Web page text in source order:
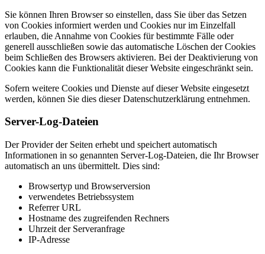
Sie können Ihren Browser so einstellen, dass Sie über das Setzen
von Cookies informiert werden und Cookies nur im Einzelfall
erlauben, die Annahme von Cookies für bestimmte Fälle oder
generell ausschließen sowie das automatische Löschen der Cookies
beim Schließen des Browsers aktivieren. Bei der Deaktivierung von
Cookies kann die Funktionalität dieser Website eingeschränkt sein.
Sofern weitere Cookies und Dienste auf dieser Website eingesetzt
werden, können Sie dies dieser Datenschutzerklärung entnehmen.
Server-Log-Dateien
Der Provider der Seiten erhebt und speichert automatisch
Informationen in so genannten Server-Log-Dateien, die Ihr Browser
automatisch an uns übermittelt. Dies sind:
Browsertyp und Browserversion
verwendetes Betriebssystem
Referrer URL
Hostname des zugreifenden Rechners
Uhrzeit der Serveranfrage
IP-Adresse